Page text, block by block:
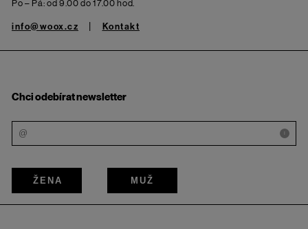
Po – Pá: od 9.00 do 17.00 hod.
info@woox.cz Kontakt
Chci odebírat newsletter
i
ŽENA MUŽ